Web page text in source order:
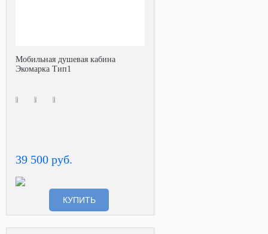
Мобильная душевая кабина
Экомарка Тип1
39 500 руб.
КУПИТЬ